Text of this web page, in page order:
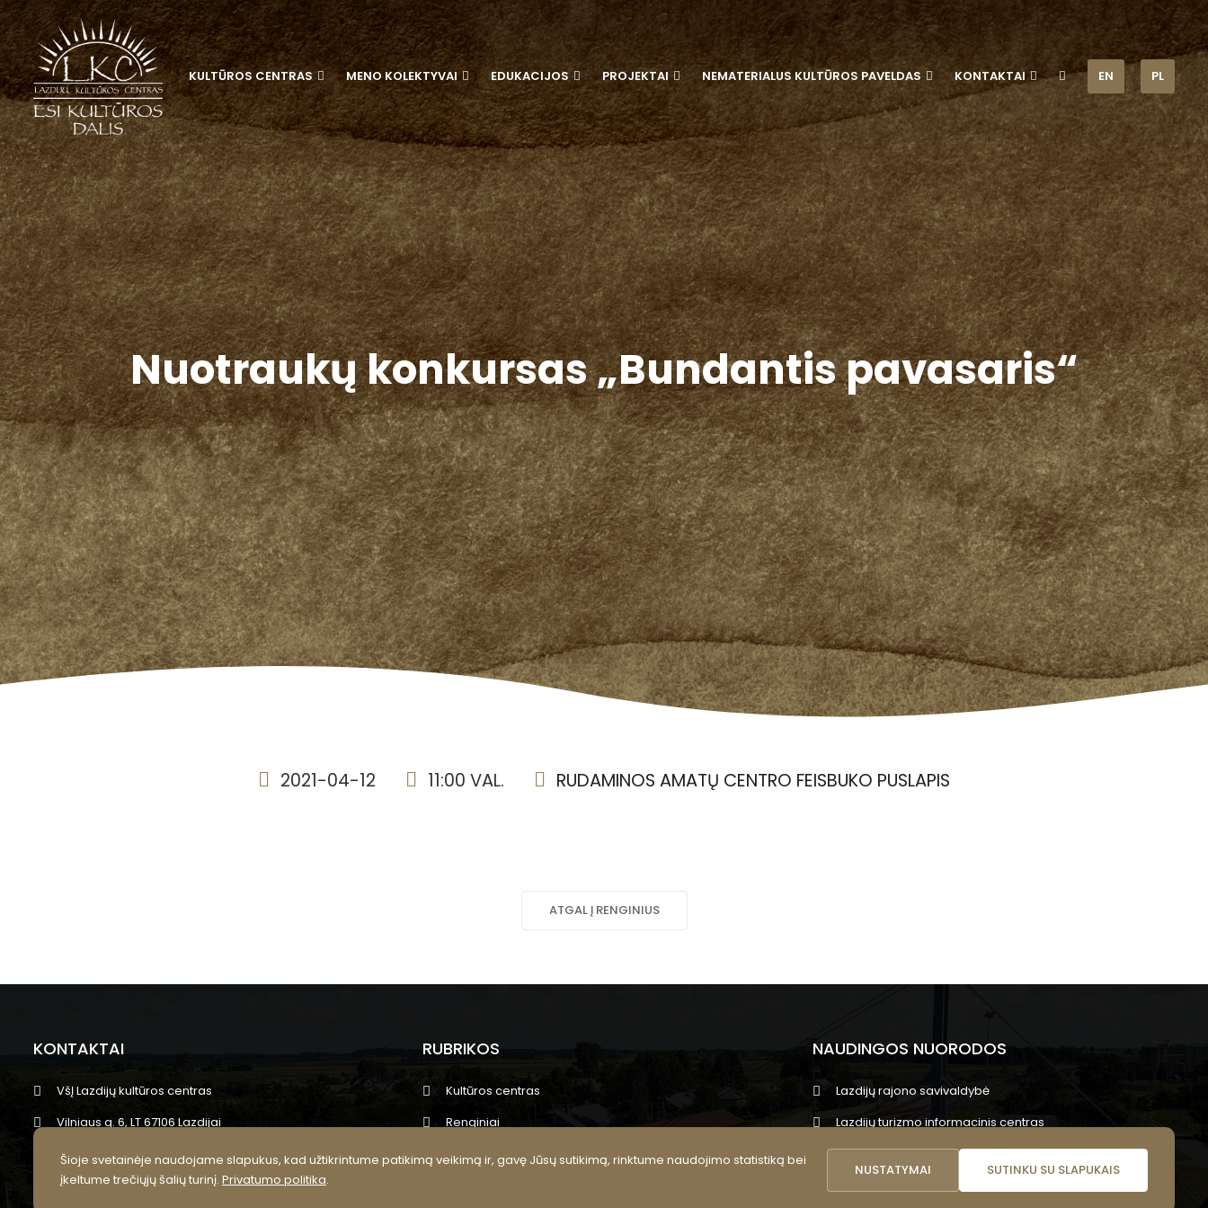
KULTŪROS CENTRAS MENO KOLEKTYVAI EDUKACIJOS PROJEKTAI NEMATERIALUS KULTŪROS PAVELDAS KONTAKTAI EN PL
Nuotraukų konkursas „Bundantis pavasaris“
2021-04-12 11:00 VAL. RUDAMINOS AMATŲ CENTRO FEISBUKO PUSLAPIS
ATGAL Į RENGINIUS
KONTAKTAI
VšĮ Lazdijų kultūros centras
Vilniaus g. 6, LT 67106 Lazdijai
info@lazdijukc.lt
+370 318 52245
RUBRIKOS
Kultūros centras
Renginiai
Meno kolektyvai
NAUDINGOS NUORODOS
Lazdijų rajono savivaldybė
Lazdijų turizmo informacinis centras
Lazdijų viešoji biblioteka
Lietuvos nacionalinis kultūros centras
Šioje svetainėje naudojame slapukus, kad užtikrintume patikimą veikimą ir, gavę Jūsų sutikimą, rinktume naudojimo statistiką bei
įkeltume trečiųjų šalių turinį. Privatumo politika.
NUSTATYMAI SUTINKU SU SLAPUKAIS